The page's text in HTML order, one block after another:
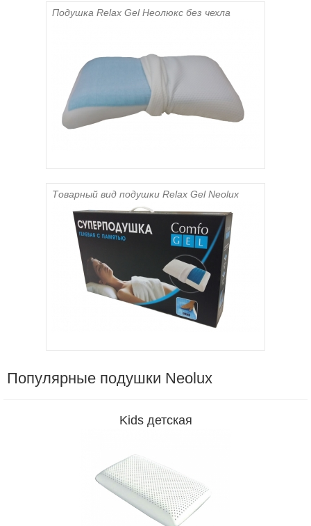
Подушка Relax Gel Неолюкс без чехла
Товарный вид подушки Relax Gel Neolux
Популярные подушки Neolux
Kids детская